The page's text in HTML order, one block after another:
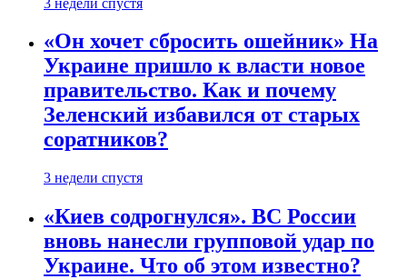
«Он хочет сбросить ошейник» На
Украине пришло к власти новое
правительство. Как и почему
Зеленский избавился от старых
соратников?
3 недели спустя
«Киев содрогнулся». ВС России
вновь нанесли групповой удар по
Украине. Что об этом известно?